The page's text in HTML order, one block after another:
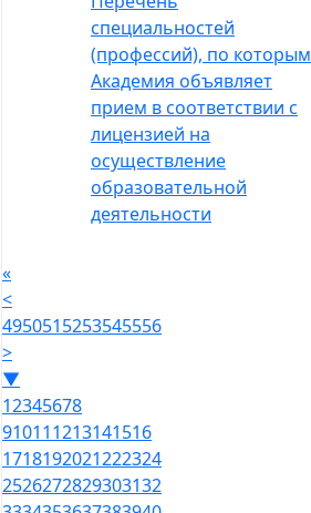
специальностей
(профессий), по которым
Академия объявляет
прием в соответствии с
лицензией на
осуществление
образовательной
деятельности
«
<
4950515253545556
>
▼
12345678
910111213141516
1718192021222324
2526272829303132